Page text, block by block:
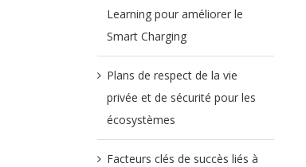
Learning pour améliorer le
Smart Charging
Plans de respect de la vie
privée et de sécurité pour les
écosystèmes
Facteurs clés de succès liés à